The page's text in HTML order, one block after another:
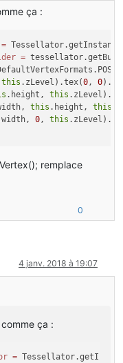
ça :
=
=
this .zLevel).tex(0 , 0
.height, this
this .height, this
0 , this
remplace
0
4 janv. 2018 à 19:07
ça :
=